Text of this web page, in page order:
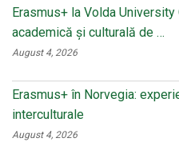
Erasmus+ la Volda
academică și culturală de …
August 4, 2026
Erasmus+ în Norvegia:
interculturale
August 4, 2026